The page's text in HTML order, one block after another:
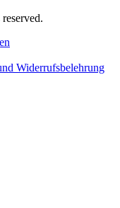
Widerrufsbelehrung